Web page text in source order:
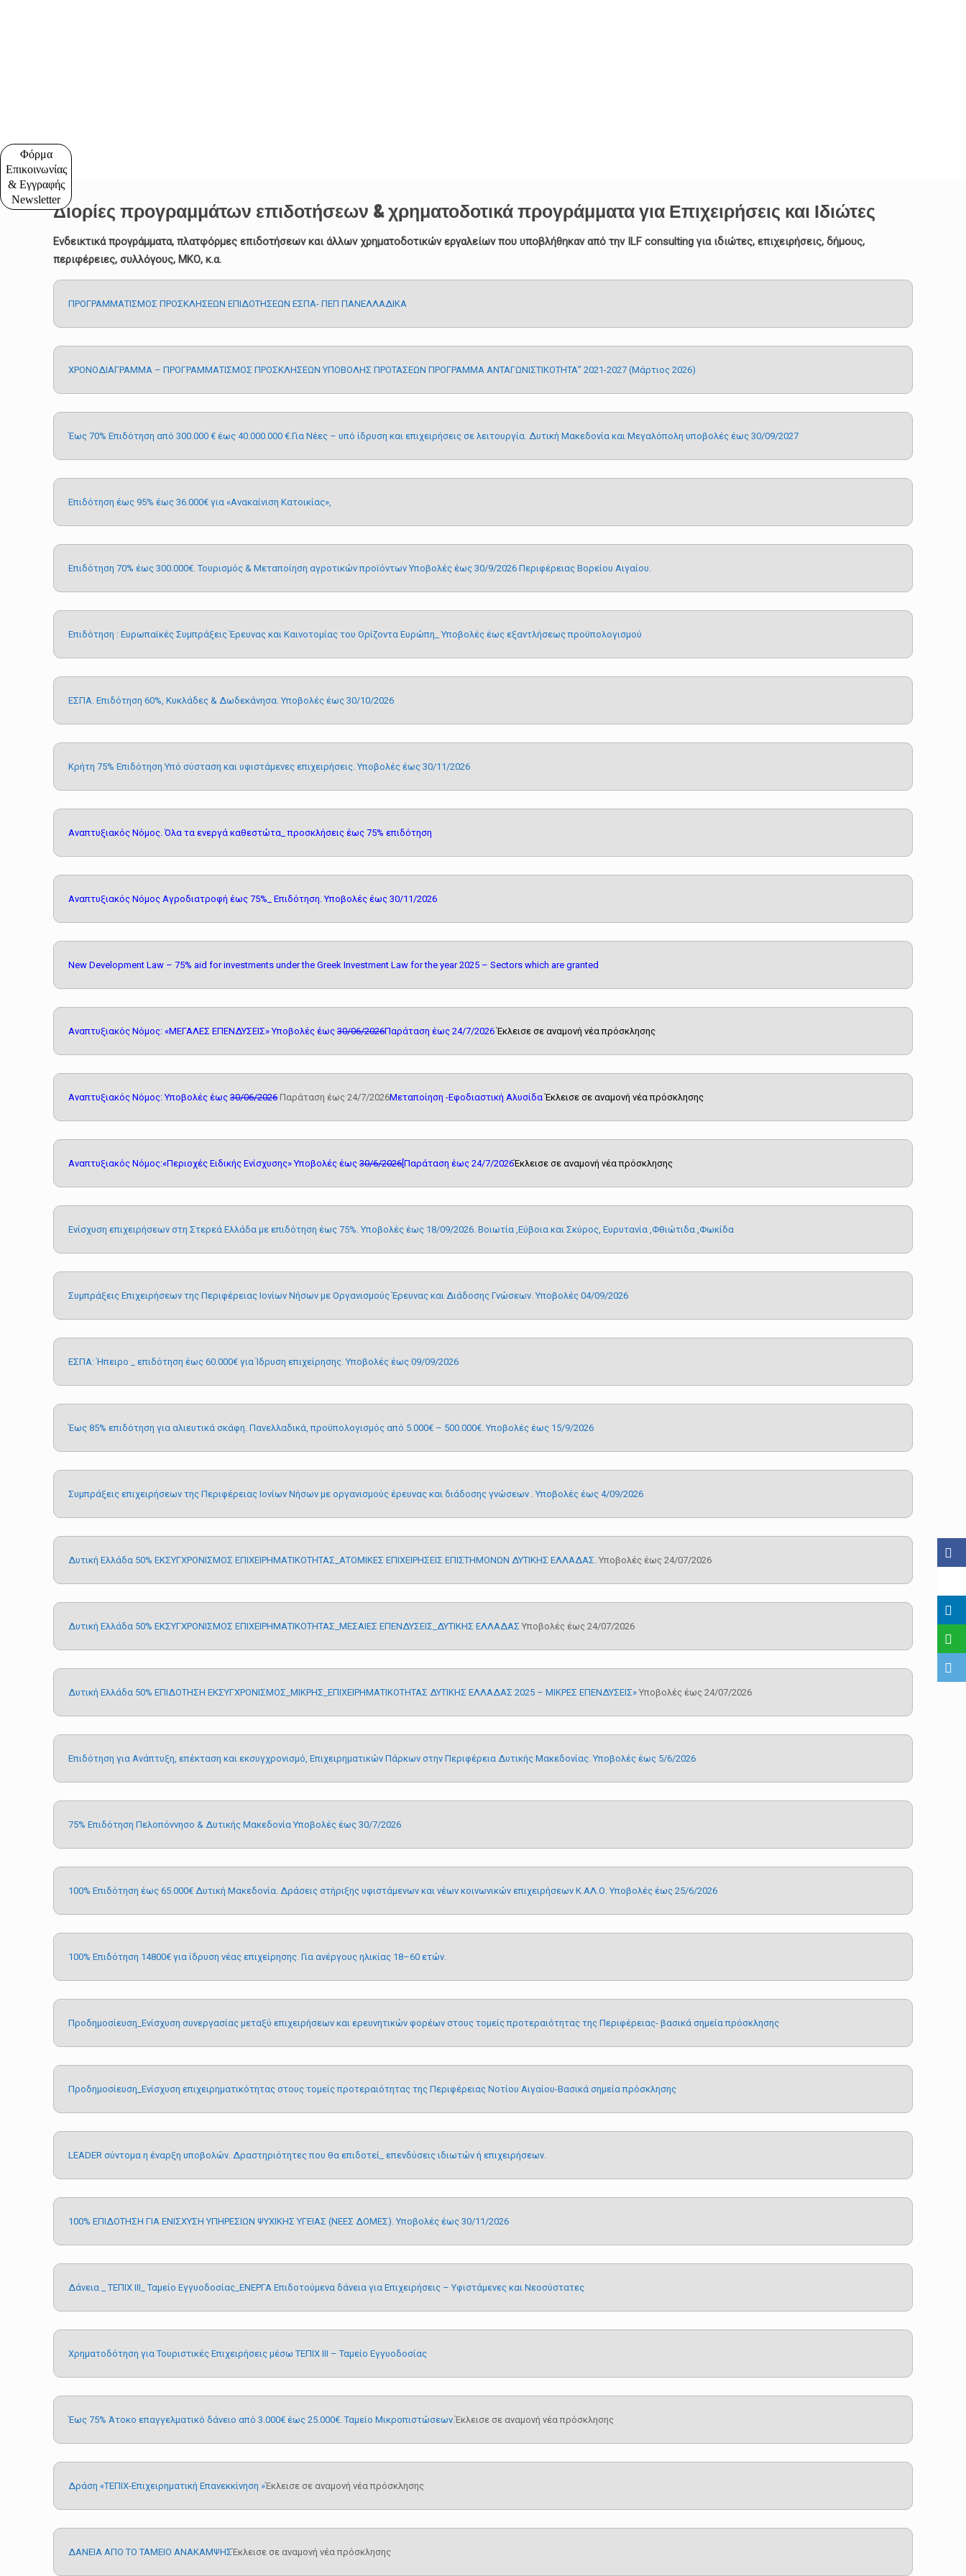
Φόρμα
Επικοινωνίας
& Εγγραφής
Newsletter
Διορίες προγραμμάτων επιδοτήσεων & χρηματοδοτικά προγράμματα για Επιχειρήσεις και Ιδιώτες
Ενδεικτικά προγράμματα, πλατφόρμες επιδοτήσεων και άλλων χρηματοδοτικών εργαλείων που υποβλήθηκαν από την ILF consulting για ιδιώτες, επιχειρήσεις, δήμους,
περιφέρειες, συλλόγους, ΜΚΟ, κ.α.
ΠΡΟΓΡΑΜΜΑΤΙΣΜΟΣ ΠΡΟΣΚΛΗΣΕΩΝ ΕΠΙΔΟΤΗΣΕΩΝ ΕΣΠΑ- ΠΕΠ ΠΑΝΕΛΛΑΔΙΚΑ
ΧΡΟΝΟΔΙΑΓΡΑΜΜΑ – ΠΡΟΓΡΑΜΜΑΤΙΣΜΟΣ ΠΡΟΣΚΛΗΣΕΩΝ ΥΠΟΒΟΛΗΣ ΠΡΟΤΑΣΕΩΝ ΠΡΟΓΡΑΜΜΑ ΑΝΤΑΓΩΝΙΣΤΙΚΟΤΗΤΑ” 2021-2027 (Μάρτιος 2026)
Έως 70% Επιδότηση από 300.000 € έως 40.000.000 €.Για Νέες – υπό ίδρυση και επιχειρήσεις σε λειτουργία. Δυτική Μακεδονία και Μεγαλόπολη υποβολές έως 30/09/2027
Επιδότηση έως 95% έως 36.000€ για «Ανακαίνιση Κατοικίας»,
Επιδότηση 70% έως 300.000€. Τουρισμός & Μεταποίηση αγροτικών προϊόντων Υποβολές έως 30/9/2026 Περιφέρειας Βορείου Αιγαίου.
Επιδότηση : Ευρωπαϊκές Συμπράξεις Έρευνας και Καινοτομίας του Ορίζοντα Ευρώπη_ Υποβολές έως εξαντλήσεως προϋπολογισμού
ΕΣΠΑ. Επιδότηση 60%, Κυκλάδες & Δωδεκάνησα. Υποβολές έως 30/10/2026
Κρήτη 75% Επιδότηση.Υπό σύσταση και υφιστάμενες επιχειρήσεις. Υποβολές έως 30/11/2026
Αναπτυξιακός Νόμος. Όλα τα ενεργά καθεστώτα_ προσκλήσεις έως 75% επιδότηση
Αναπτυξιακός Νόμος Αγροδιατροφή έως 75%_ Επιδότηση. Υποβολές έως 30/11/2026
New Development Law – 75% aid for investments under the Greek Investment Law for the year 2025 – Sectors which are granted
Αναπτυξιακός Νόμος: «ΜΕΓΑΛΕΣ ΕΠΕΝΔΥΣΕΙΣ» Υποβολές έως30/06/2026Παράταση έως 24/7/2026Έκλεισε σε αναμονή νέα πρόσκλησης
Αναπτυξιακός Νόμος: Υποβολές έως30/06/2026 Παράταση έως 24/7/2026Μεταποίηση -Εφοδιαστική ΑλυσίδαΈκλεισε σε αναμονή νέα πρόσκλησης
Αναπτυξιακός Νόμος:«Περιοχές Ειδικής Ενίσχυσης» Υποβολές έως30/6/2026[Παράταση έως 24/7/2026Έκλεισε σε αναμονή νέα πρόσκλησης
Ενίσχυση επιχειρήσεων στη Στερεά Ελλάδα με επιδότηση έως 75%. Υποβολές έως 18/09/2026. Βοιωτία ,Εύβοια και Σκύρος, Ευρυτανία ,Φθιώτιδα ,Φωκίδα
Συμπράξεις Επιχειρήσεων της Περιφέρειας Ιονίων Νήσων με Οργανισμούς Έρευνας και Διάδοσης Γνώσεων. Υποβολές 04/09/2026
ΕΣΠΑ: Ήπειρο _ επιδότηση έως 60.000€ για Ίδρυση επιχείρησης. Υποβολές έως 09/09/2026
Έως 85% επιδότηση για αλιευτικά σκάφη. Πανελλαδικά, προϋπολογισμός από 5.000€ – 500.000€. Υποβολές έως 15/9/2026
Συμπράξεις επιχειρήσεων της Περιφέρειας Ιονίων Νήσων με οργανισμούς έρευνας και διάδοσης γνώσεων . Υποβολές έως 4/09/2026
Δυτική Ελλάδα 50% ΕΚΣΥΓΧΡΟΝΙΣΜΟΣ ΕΠΙΧΕΙΡΗΜΑΤΙΚΟΤΗΤΑΣ_ΑΤΟΜΙΚΕΣ ΕΠΙΧΕΙΡΗΣΕΙΣ ΕΠΙΣΤΗΜΟΝΩΝ ΔΥΤΙΚΗΣ ΕΛΛΑΔΑΣ. Υποβολές έως 24/07/2026
Δυτική Ελλάδα 50% ΕΚΣΥΓΧΡΟΝΙΣΜΟΣ ΕΠΙΧΕΙΡΗΜΑΤΙΚΟΤΗΤΑΣ_ΜΕΣΑΙΕΣ ΕΠΕΝΔΥΣΕΙΣ_ΔΥΤΙΚΗΣ ΕΛΛΑΔΑΣ Υποβολές έως 24/07/2026
Δυτική Ελλάδα 50% ΕΠΙΔΟΤΗΣΗ ΕΚΣΥΓΧΡΟΝΙΣΜΟΣ_ΜΙΚΡΗΣ_ΕΠΙΧΕΙΡΗΜΑΤΙΚΟΤΗΤΑΣ ΔΥΤΙΚΗΣ ΕΛΛΑΔΑΣ 2025 – ΜΙΚΡΕΣ ΕΠΕΝΔΥΣΕΙΣ» Υποβολές έως 24/07/2026
Επιδότηση για Ανάπτυξη, επέκταση και εκσυγχρονισμό, Επιχειρηματικών Πάρκων στην Περιφέρεια Δυτικής Μακεδονίας. Υποβολές έως 5/6/2026
75% Επιδότηση Πελοπόννησο & Δυτικής Μακεδονία Υποβολές έως 30/7/2026
100% Επιδότηση έως 65.000€ Δυτική Μακεδονία. Δράσεις στήριξης υφιστάμενων και νέων κοινωνικών επιχειρήσεων Κ.ΑΛ.Ο. Υποβολές έως 25/6/2026
100% Επιδότηση 14800€ για ίδρυση νέας επιχείρησης. Για ανέργους ηλικίας 18–60 ετών.
Προδημοσίευση_Ενίσχυση συνεργασίας µεταξύ επιχειρήσεων και ερευνητικών φορέων στους τοµείς προτεραιότητας της Περιφέρειας- βασικά σηµεία πρόσκλησης
Προδημοσίευση_Ενίσχυση επιχειρηµατικότητας στους τοµείς προτεραιότητας της Περιφέρειας Νοτίου Αιγαίου-Βασικά σηµεία πρόσκλησης
LEADER σύντομα η έναρξη υποβολών. Δραστηριότητες που θα επιδοτεί_ επενδύσεις ιδιωτών ή επιχειρήσεων.
100% ΕΠΙΔΟΤΗΣΗ ΓΙΑ ΕΝΙΣΧΥΣΗ ΥΠΗΡΕΣΙΩΝ ΨΥΧΙΚΗΣ ΥΓΕΙΑΣ (ΝΕΕΣ ΔΟΜΕΣ). Υποβολές έως 30/11/2026
Δάνεια _ ΤΕΠΙΧ ΙΙΙ_ Ταμείο Εγγυοδοσίας_ΕΝΕΡΓΑ Επιδοτούμενα δάνεια για Επιχειρήσεις – Υφιστάμενες και Νεοσύστατες
Χρηματοδότηση για Τουριστικές Επιχειρήσεις μέσω ΤΕΠΙΧ ΙΙΙ – Ταμείο Εγγυοδοσίας
Έως 75% Άτοκο επαγγελματικό δάνειο από 3.000€ έως 25.000€. Ταμείο Μικροπιστώσεων.Έκλεισε σε αναμονή νέα πρόσκλησης
Δράση «ΤΕΠΙΧ-Επιχειρηματική Επανεκκίνηση »Έκλεισε σε αναμονή νέα πρόσκλησης
ΔΑΝΕΙΑ ΑΠΟ ΤΟ ΤΑΜΕΙΟ ΑΝΑΚΑΜΨΗΣΈκλεισε σε αναμονή νέα πρόσκλησης